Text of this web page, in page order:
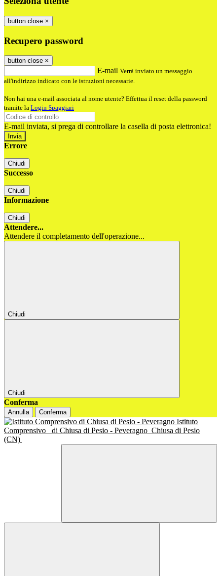
button close ×
Recupero password
button close ×
E-mail Verrà inviato un messaggio
all'indirizzo indicato con le istruzioni necessarie.
Non hai una e-mail associata al nome utente? Effettua il reset della password
tramite la Login Spaggiari
E-mail inviata, si prega di controllare la casella di posta elettronica!
Errore
Chiudi
Successo
Chiudi
Informazione
Chiudi
Attendere...
Attendere il completamento dell'operazione...
Chiudi
Chiudi
Conferma
Annulla Conferma
Istituto
Comprensivo
di Chiusa di Pesio - Peveragno Chiusa di Pesio
(CN)